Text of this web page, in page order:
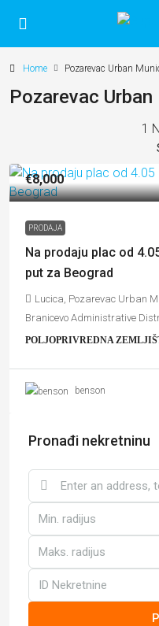
Home Pozarevac Urban
Pozarevac
1
€8,000
PRODAJA
Na prodaju plac od
put za Beograd
Lucica, Pozarevac Urban
Branicevo Administrative
POLJOPRIVREDNA
benson
Pronađi nekretninu